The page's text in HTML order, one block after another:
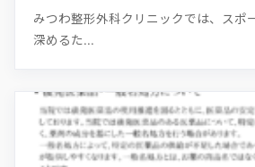
みつわ整形外科クリニックでは、スポ
深めるた...